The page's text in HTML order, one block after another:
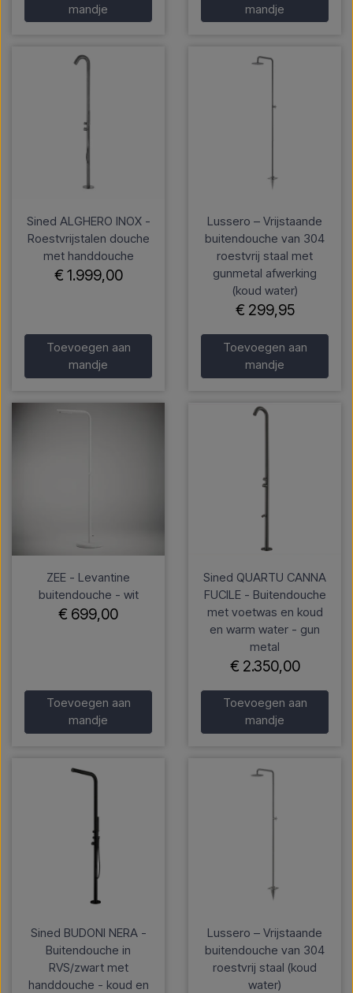
mandje
mandje
Sined ALGHERO INOX -
Roestvrijstalen douche
met handdouche
€ 1.999,00
Toevoegen aan
mandje
Lussero – Vrijstaande
buitendouche van 304
roestvrij staal met
gunmetal afwerking
(koud water)
€ 299,95
Toevoegen aan
mandje
ZEE - Levantine
buitendouche - wit
€ 699,00
Toevoegen aan
mandje
Sined QUARTU CANNA
FUCILE - Buitendouche
met voetwas en koud
en warm water - gun
metal
€ 2.350,00
Toevoegen aan
mandje
Sined BUDONI NERA -
Buitendouche in
RVS/zwart met
handdouche - koud en
Lussero – Vrijstaande
buitendouche van 304
roestvrij staal (koud
water)